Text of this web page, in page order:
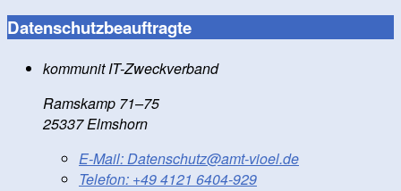
Datenschutzbeauftragte
kommunit IT-Zweckverband
Ramskamp 71–75
25337 Elmshorn
E-Mail:Datenschutz@amt-vioel.de
Telefon: +49 4121 6404-929